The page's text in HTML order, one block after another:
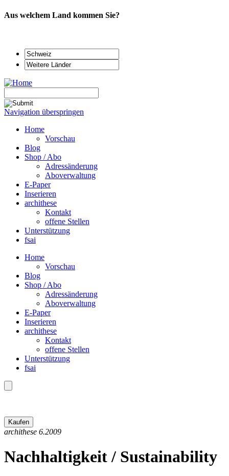
Aus welchem Land kommen Sie?
Navigation überspringen
Home
Vorschau
Blog
Shop / Abo
Adressänderung
Aboverwaltung
E-Paper
Inserieren
archithese
Kontakt
offene Stellen
Unterstützung
fsai
Home
Vorschau
Blog
Shop / Abo
Adressänderung
Aboverwaltung
E-Paper
Inserieren
archithese
Kontakt
offene Stellen
Unterstützung
fsai
archithese 6.2009
Nachhaltigkeit / Sustainability